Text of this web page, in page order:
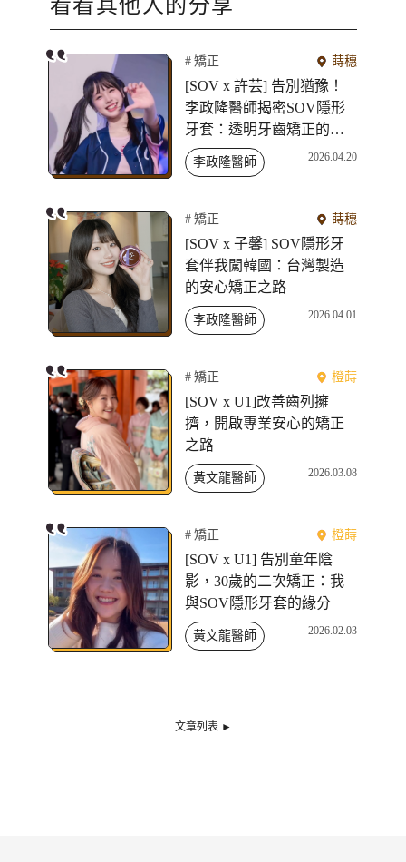
矯正 蒔穗
[SOV x 許芸] 告別猶豫！
李政隆醫師揭密SOV隱形
牙套：透明牙齒矯正的新
選擇
李政隆醫師 2026.04.20
矯正 蒔穗
[SOV x 子馨] SOV隱形牙
套伴我闖韓國：台灣製造
的安心矯正之路
李政隆醫師 2026.04.01
矯正 橙蒔
[SOV x U1]改善齒列擁
擠，開啟專業安心的矯正
之路
黃文龍醫師 2026.03.08
矯正 橙蒔
[SOV x U1] 告別童年陰
影，30歲的二次矯正：我
與SOV隱形牙套的緣分
黃文龍醫師 2026.02.03
文章列表 ►